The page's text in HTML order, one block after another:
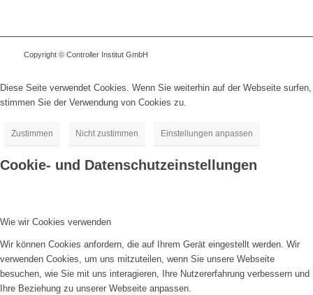
Copyright © Controller Institut GmbH
Diese Seite verwendet Cookies. Wenn Sie weiterhin auf der Webseite surfen,
stimmen Sie der Verwendung von Cookies zu.
Zustimmen Nicht zustimmen Einstellungen anpassen
Cookie- und Datenschutzeinstellungen
Wie wir Cookies verwenden
Wir können Cookies anfordern, die auf Ihrem Gerät eingestellt werden. Wir
verwenden Cookies, um uns mitzuteilen, wenn Sie unsere Webseite
besuchen, wie Sie mit uns interagieren, Ihre Nutzererfahrung verbessern und
Ihre Beziehung zu unserer Webseite anpassen.